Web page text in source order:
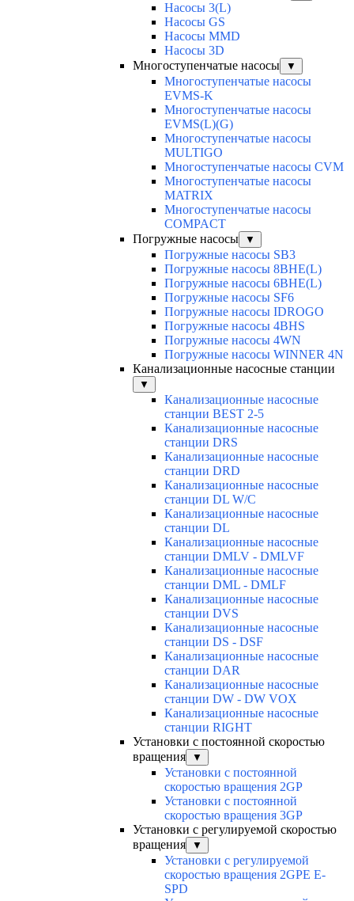
Насосы 3(L)
Насосы GS
Насосы MMD
Насосы 3D
Многоступенчатые насосы
▼
Многоступенчатые насосы
EVMS-K
Многоступенчатые насосы
EVMS(L)(G)
Многоступенчатые насосы
MULTIGO
Многоступенчатые насосы CVM
Многоступенчатые насосы
MATRIX
Многоступенчатые насосы
COMPACT
Погружные насосы
▼
Погружные насосы SB3
Погружные насосы 8BHE(L)
Погружные насосы 6BHE(L)
Погружные насосы SF6
Погружные насосы IDROGO
Погружные насосы 4BHS
Погружные насосы 4WN
Погружные насосы WINNER 4N
Канализационные насосные станции
▼
Канализационные насосные
станции BEST 2-5
Канализационные насосные
станции DRS
Канализационные насосные
станции DRD
Канализационные насосные
станции DL W/C
Канализационные насосные
станции DL
Канализационные насосные
станции DMLV - DMLVF
Канализационные насосные
станции DML - DMLF
Канализационные насосные
станции DVS
Канализационные насосные
станции DS - DSF
Канализационные насосные
станции DAR
Канализационные насосные
станции DW - DW VOX
Канализационные насосные
станции RIGHT
Установки с постоянной скоростью
вращения
▼
Установки с постоянной
скоростью вращения 2GP
Установки с постоянной
скоростью вращения 3GP
Установки с регулируемой скоростью
вращения
▼
Установки с регулируемой
скоростью вращения 2GPE E-
SPD